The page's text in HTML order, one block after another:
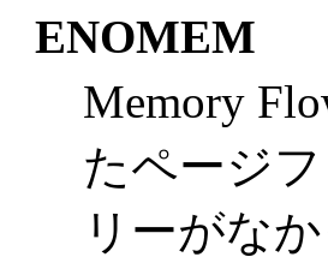
ENOMEM
Memory
たページ
リーがなか